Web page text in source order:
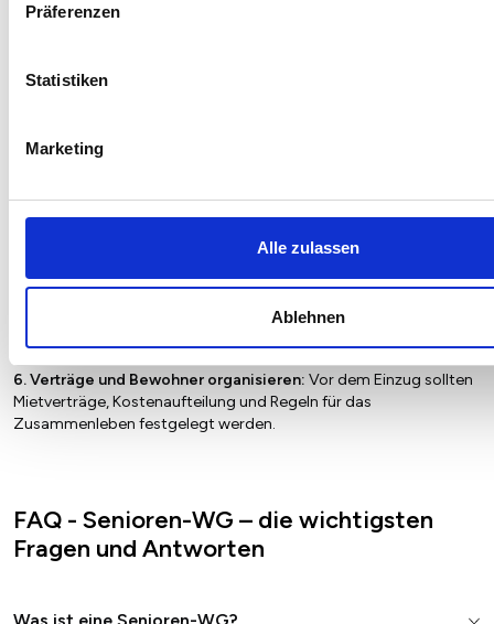
Präferenzen
Statistiken
Marketing
Alle zulassen
Ablehnen
1. Konzept festlegen:
2. Geeignete Immobilie finden:
3. Rechtliche Voraussetzungen prüfen:
landesrechtliche Regelungen für betreute Wohngemeinschaften.
Kauf oder Miete der Immobilie, Umbau
sollte ein Pflegedienst oder Betreuungsträger eingebunden
werden. Leistungen und Kosten sollten klar geregelt sein.
6. Verträge und Bewohner organisieren: Vor dem Einzug sollten
Mietverträge, Kostenaufteilung und Regeln für das
Zusammenleben festgelegt werden.
FAQ - Senioren-WG – die wichtigsten
Fragen und Antworten